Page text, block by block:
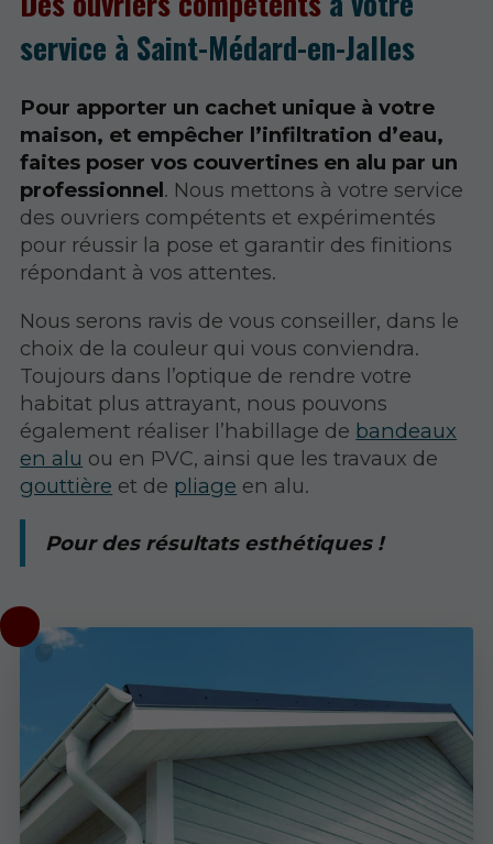
service à Saint-Médard-en-Jalles
Pour apporter un cachet unique à votre
maison, et empêcher l’infiltration d’eau,
faites poser vos couvertines en alu par un
professionnel. Nous mettons à votre service
des ouvriers compétents et expérimentés
pour réussir la pose et garantir des finitions
répondant à vos attentes.
Nous serons ravis de vous conseiller, dans le
choix de la couleur qui vous conviendra.
Toujours dans l’optique de rendre votre
habitat plus attrayant, nous pouvons
également réaliser l’habillage de bandeaux
en alu ou en PVC, ainsi que les travaux de
gouttière et de pliage en alu.
Pour des résultats esthétiques !